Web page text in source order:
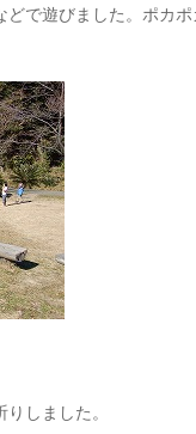
で遊びました。ポカ
しました。